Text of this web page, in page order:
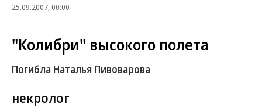
25.09.2007, 00:00
"Колибри" высокого полета
Погибла Наталья Пивоварова
некролог